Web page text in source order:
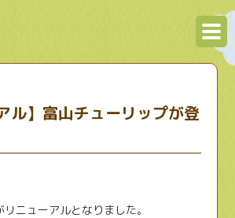
ル】富山チューリップが登
ニューアルとなりました。